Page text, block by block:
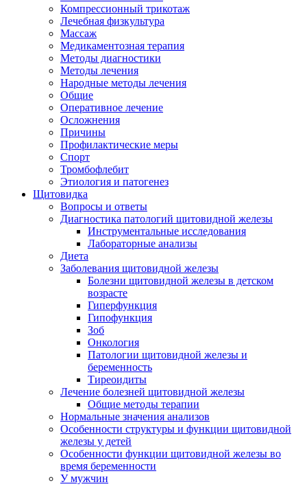
Компрессионный трикотаж
Лечебная физкультура
Массаж
Медикаментозная терапия
Методы диагностики
Методы лечения
Народные методы лечения
Общие
Оперативное лечение
Осложнения
Причины
Профилактические меры
Спорт
Тромбофлебит
Этиология и патогенез
Щитовидка
Вопросы и ответы
Диагностика патологий щитовидной железы
Инструментальные исследования
Лабораторные анализы
Диета
Заболевания щитовидной железы
Болезни щитовидной железы в детском
возрасте
Гиперфункция
Гипофункция
Зоб
Онкология
Патологии щитовидной железы и
беременность
Тиреоидиты
Лечение болезней щитовидной железы
Общие методы терапии
Нормальные значения анализов
Особенности структуры и функции щитовидной
железы у детей
Особенности функции щитовидной железы во
время беременности
У мужчин